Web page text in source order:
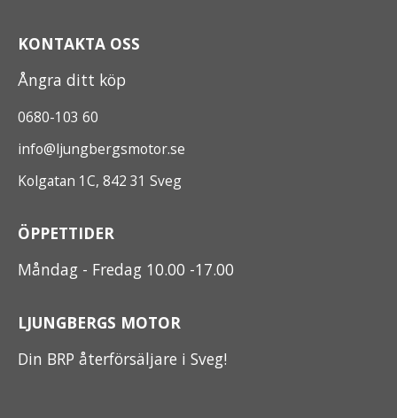
KONTAKTA OSS
Ångra ditt köp
0680-103 60
info@ljungbergsmotor.se
Kolgatan 1C, 842 31 Sveg
ÖPPETTIDER
Måndag - Fredag 10.00 -17.00
LJUNGBERGS MOTOR
Din BRP återförsäljare i Sveg!